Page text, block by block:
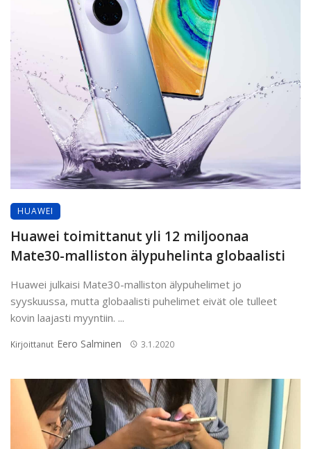
HUAWEI
Huawei toimittanut yli 12 miljoonaa
Mate30-malliston älypuhelinta globaalisti
Huawei julkaisi Mate30-malliston älypuhelimet jo
syyskuussa, mutta globaalisti puhelimet eivät ole tulleet
kovin laajasti myyntiin. ...
Kirjoittanut Eero Salminen 3.1.2020